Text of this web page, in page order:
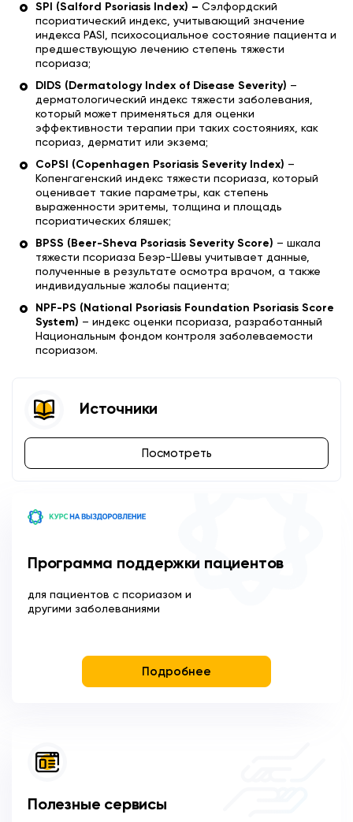
SPI (Salford Psoriasis Index) – Сэлфордский
псориатический индекс, учитывающий значение
индекса PASI, психосоциальное состояние пациента и
предшествующую лечению степень тяжести
псориаза;
DIDS (Dermatology Index of Disease Severity) –
дерматологический индекс тяжести заболевания,
который может применяться для оценки
эффективности терапии при таких состояниях, как
псориаз, дерматит или экзема;
CoPSI (Copenhagen Psoriasis Severity Index) –
Копенгагенский индекс тяжести псориаза, который
оценивает такие параметры, как степень
выраженности эритемы, толщина и площадь
псориатических бляшек;
BPSS (Beer-Sheva Psoriasis Severity Score) – шкала
тяжести псориаза Беэр-Шевы учитывает данные,
полученные в результате осмотра врачом, а также
индивидуальные жалобы пациента;
NPF-PS (National Psoriasis Foundation Psoriasis Score
System) – индекс оценки псориаза, разработанный
Национальным фондом контроля заболеваемости
псориазом.
Источники
Посмотреть
Программа поддержки пациентов
для пациентов с псориазом и
другими заболеваниями
Подробнее
Полезные сервисы